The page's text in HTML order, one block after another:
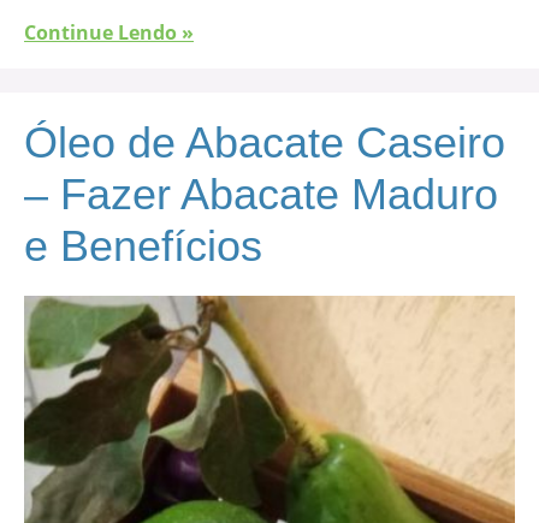
Continue Lendo »
Óleo de Abacate Caseiro
– Fazer Abacate Maduro
e Benefícios